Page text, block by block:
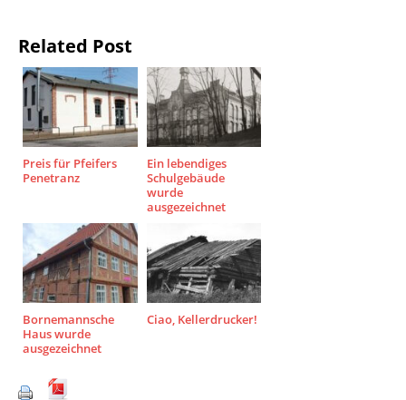
Related Post
Preis für Pfeifers
Penetranz
Ein lebendiges
Schulgebäude
wurde
ausgezeichnet
Bornemannsche
Haus wurde
ausgezeichnet
Ciao, Kellerdrucker!